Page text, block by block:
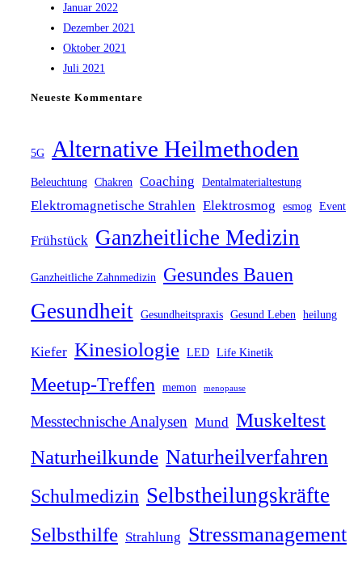
Januar 2022
Dezember 2021
Oktober 2021
Juli 2021
Neueste Kommentare
5G Alternative Heilmethoden
Beleuchtung Chakren Coaching Dentalmaterialtestung
Elektromagnetische Strahlen Elektrosmog esmog Event
Frühstück Ganzheitliche Medizin
Ganzheitliche Zahnmedizin Gesundes Bauen
Gesundheit Gesundheitspraxis Gesund Leben heilung
Kiefer Kinesiologie LED Life Kinetik
Meetup-Treffen memon menopause
Messtechnische Analysen Mund Muskeltest
Naturheilkunde Naturheilverfahren
Schulmedizin Selbstheilungskräfte
Selbsthilfe Strahlung Stressmanagement